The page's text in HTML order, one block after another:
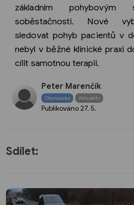
základním pohybovým
soběstačnosti. Nové
sledovat pohyb pacientů v
nebyl v běžné klinické praxi
cílit samotnou terapii.
Peter Marenčík
Olomoucký Aktuality
Publikováno 27. 5.
Sdílet: